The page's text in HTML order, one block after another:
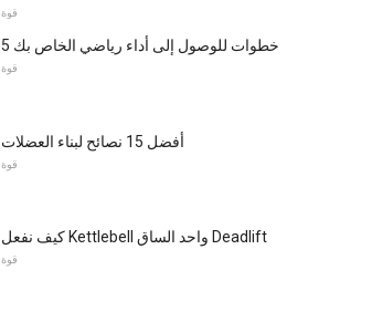
قوة
5 خطوات للوصول إلى أداء رياضي الخاص بك
قوة
أفضل 15 نصائح لبناء العضلات
قوة
كيف نفعل Kettlebell واحد الساق Deadlift
قوة